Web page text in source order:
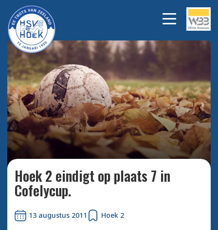
Bekijk alle foto's
Hoek 2 eindigt op plaats 7 in
Cofelycup.
13 augustus 2011 Hoek 2